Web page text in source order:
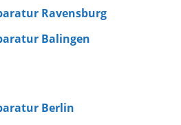
Ravensburg
Balingen
Berlin